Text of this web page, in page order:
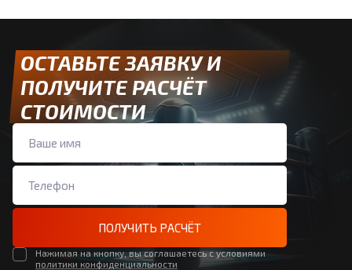
ОСТАВЬТЕ ЗАЯВКУ И
ПОЛУЧИТЕ РАСЧЁТ
СТОИМОСТИ
ПОЛУЧИТЬ РАСЧЁТ
Нажимая на кнопку, вы соглашаетесь с условиями
политики конфиденциальности